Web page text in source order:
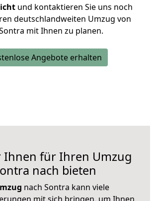
und kontaktieren Sie uns noch
deutschlandweiten Umzug von
mit Ihnen zu planen.
Angebote erhalten
Ihnen für Ihren Umzug
nach bieten
nach Sontra kann viele